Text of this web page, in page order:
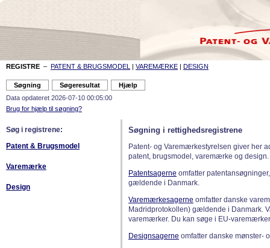
REGISTRE – PATENT & BRUGSMODEL | VAREMÆRKE | DESIGN
Data opdateret 2026-07-10 00:05:00
Brug for hjælp til søgning?
Søg i registrene:
Patent & Brugsmodel
Varemærke
Design
Søgning i rettighedsregistrene
Patent- og Varemærkestyrelsen giver her
patent, brugsmodel, varemærke og design.
Patentsagerne omfatter
gældende i Danmark.
Varemærkesagerne omfatter danske
Madridprotokollen) gældende i Danmark.
varemærker. Du kan søge i EU-
Designsagerne omfatter danske mønster-